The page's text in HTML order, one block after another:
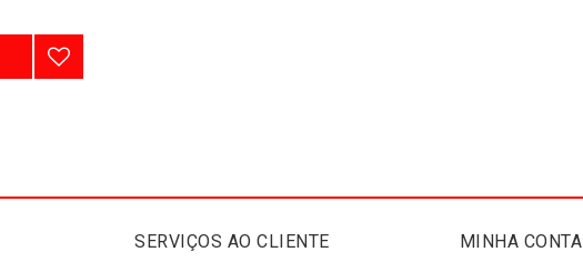
SERVIÇOS AO CLIENTE MINHA CONTA